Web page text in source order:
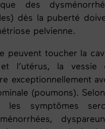
des
) dès la puberté
pelvienne.
peuvent toucher la
l’utérus, la vessie
exceptionnellement
(poumons).
les symptômes